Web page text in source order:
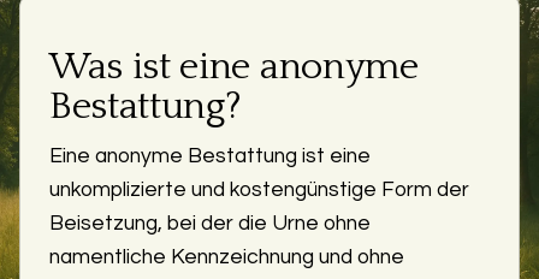
Was ist eine anonyme
Bestattung?
Eine anonyme Bestattung ist eine
unkomplizierte und kostengünstige Form der
Beisetzung, bei der die Urne ohne
namentliche Kennzeichnung und ohne